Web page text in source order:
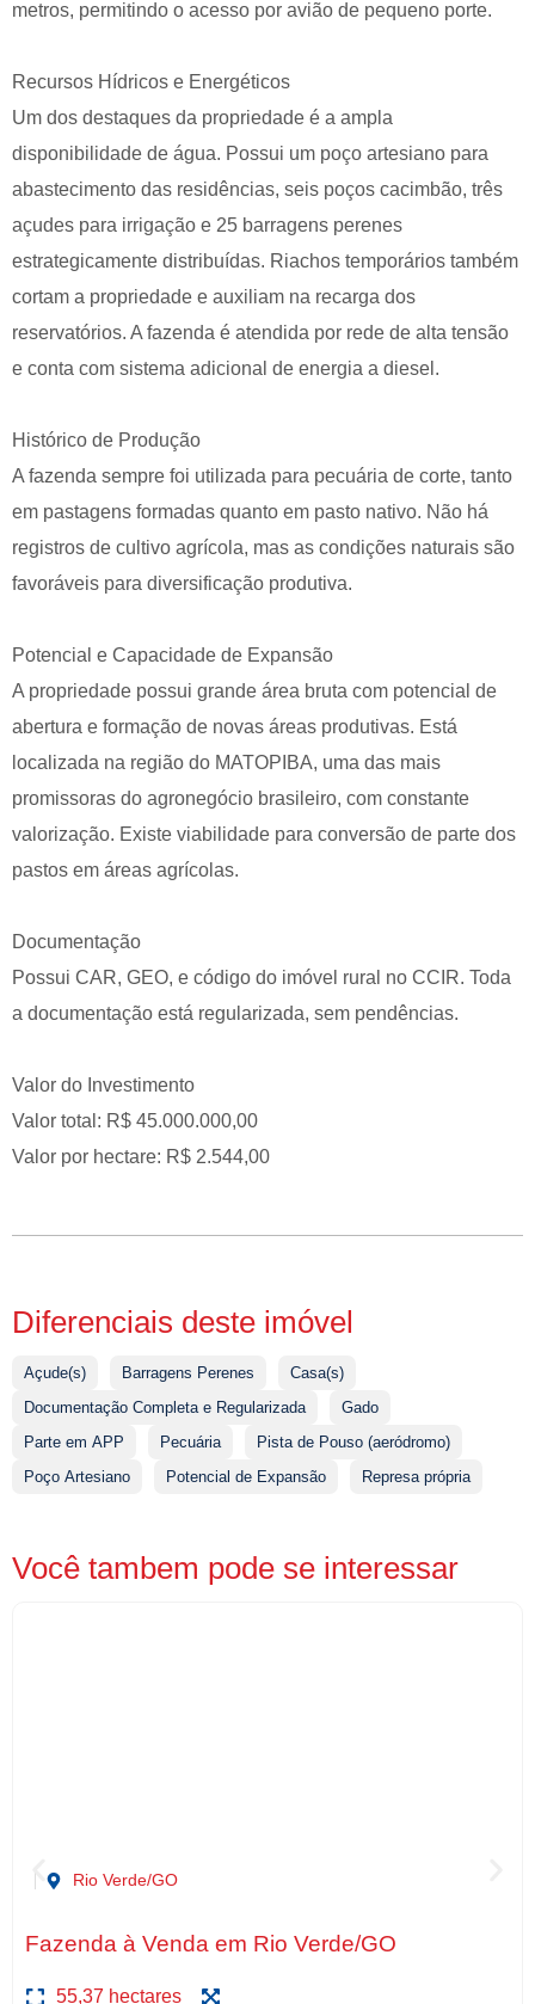
metros, permitindo o acesso por avião de pequeno porte.
Recursos Hídricos e Energéticos
Um dos destaques da propriedade é a ampla
disponibilidade de água. Possui um poço artesiano para
abastecimento das residências, seis poços cacimbão, três
açudes para irrigação e 25 barragens perenes
estrategicamente distribuídas. Riachos temporários também
cortam a propriedade e auxiliam na recarga dos
reservatórios. A fazenda é atendida por rede de alta tensão
e conta com sistema adicional de energia a diesel.
Histórico de Produção
A fazenda sempre foi utilizada para pecuária de corte, tanto
em pastagens formadas quanto em pasto nativo. Não há
registros de cultivo agrícola, mas as condições naturais são
favoráveis para diversificação produtiva.
Potencial e Capacidade de Expansão
A propriedade possui grande área bruta com potencial de
abertura e formação de novas áreas produtivas. Está
localizada na região do MATOPIBA, uma das mais
promissoras do agronegócio brasileiro, com constante
valorização. Existe viabilidade para conversão de parte dos
pastos em áreas agrícolas.
Documentação
Possui CAR, GEO, e código do imóvel rural no CCIR. Toda
a documentação está regularizada, sem pendências.
Valor do Investimento
Valor total: R$ 45.000.000,00
Valor por hectare: R$ 2.544,00
Diferenciais deste imóvel
Açude(s) Barragens Perenes
Casa(s)
Documentação Completa e Regularizada
Gado
Parte em APP
Pecuária
Pista de Pouso (aeródromo)
Poço Artesiano
Potencial de Expansão Represa própria
Você tambem pode se interessar
Rio Verde/GO
Fazenda à Venda em Rio Verde/GO
55,37 hectares